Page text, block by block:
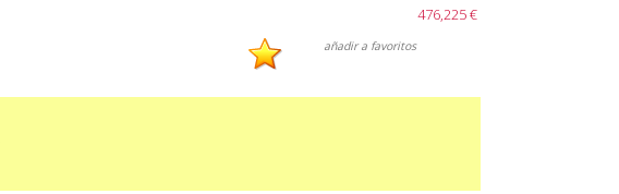
476,225 €
añadir a favoritos